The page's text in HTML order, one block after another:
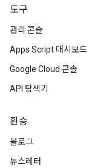
도구
관리 콘솔
Apps Script 대시보드
Google Cloud 콘솔
API 탐색기
환승
블로그
뉴스레터